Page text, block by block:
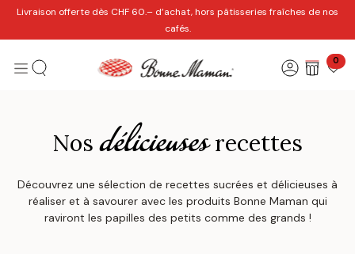
Se rendre au contenu
Livraison offerte dès CHF 60.– d’achat, hors pâtisseries fraîches de nos
cafés.
0
Nosdélicieusesrecettes
Découvrez une sélection de recettes sucrées et délicieuses à
réaliser et à savourer avec les produits Bonne Maman qui
raviront les papilles des petits comme des grands !